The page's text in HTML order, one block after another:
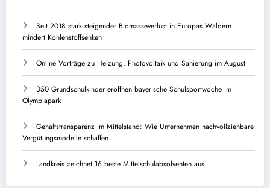
Seit 2018 stark steigender Biomasseverlust in Europas Wäldern
mindert Kohlenstoffsenken
Online Vorträge zu Heizung, Photovoltaik und Sanierung im August
350 Grundschulkinder eröffnen bayerische Schulsportwoche im
Olympiapark
Gehaltstransparenz im Mittelstand: Wie Unternehmen nachvollziehbare
Vergütungsmodelle schaffen
Landkreis zeichnet 16 beste Mittelschulabsolventen aus